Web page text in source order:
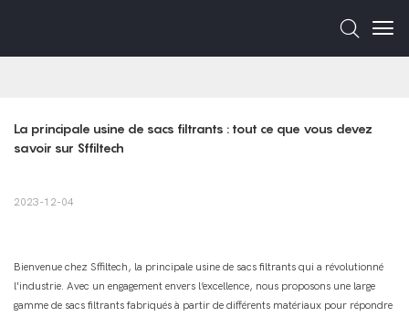
La principale usine de sacs filtrants : tout ce que vous devez
savoir sur Sffiltech
2023-12-04
Bienvenue chez Sffiltech, la principale usine de sacs filtrants qui a révolutionné
l'industrie. Avec un engagement envers l’excellence, nous proposons une large
gamme de sacs filtrants fabriqués à partir de différents matériaux pour répondre